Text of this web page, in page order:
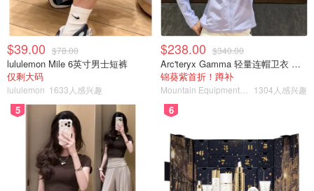
$39.00 $78.00
lululemon Mile 6英寸男士短裤
仅剩大码
lululemon 1633人感兴趣
$238.00 $340.00
Arc'teryx Gamma 轻量连帽卫衣 女款
锦葵紫首折！蹲补
1304人感兴趣
5 6